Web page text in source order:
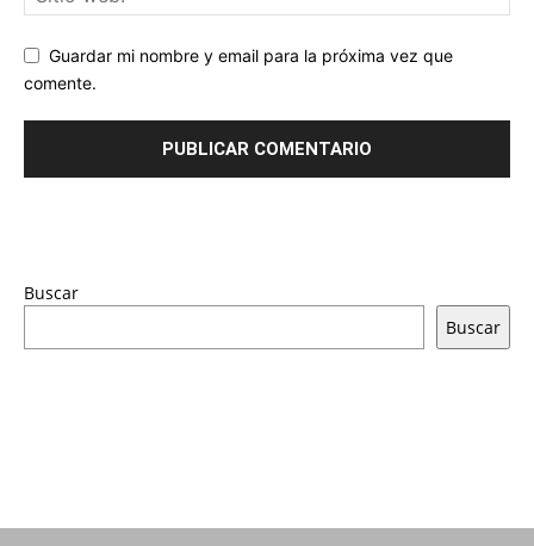
Guardar mi nombre y email para la próxima vez que
comente.
Buscar
Buscar